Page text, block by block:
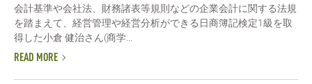
会計基準や会社法、財務諸表等規則などの企業会計に関する法規
を踏まえて、経営管理や経営分析ができる日商簿記検定1級を取
得した小倉 健治さん(商学...
READ MORE